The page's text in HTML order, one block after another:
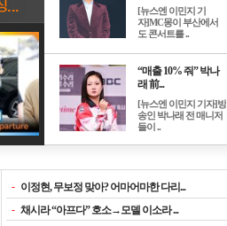
[뉴스엔 이민지 기
자]MC몽이 부산에서
도 콘서트를 ..
“매출 10% 줘” 박나
래 前...
[뉴스엔 이민지 기자]방
송인 박나래 전 매니저
들이 ..
- 이정현, 무보정 맞아? 어마어마한 다리...
- 채시라 “아프다” 호소→모델 이소라 ...